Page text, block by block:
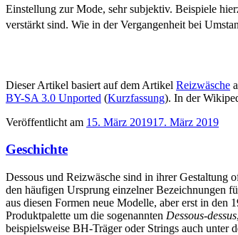
Einstellung zur Mode, sehr subjektiv. Beispiele
verstärkt sind. Wie in der Vergangenheit bei
Dieser Artikel basiert auf dem Artikel Reizwäsche
BY-SA 3.0 Unported (Kurzfassung). In der
Veröffentlicht am 15. März 201917. März 2019
Geschichte
Dessous und Reizwäsche sind in ihrer Gestaltung
den häufigen Ursprung einzelner Bezeichnungen
aus diesen Formen neue Modelle, aber erst in den
Produktpalette um die sogenannten Dessous-dessus
beispielsweise BH-Träger oder Strings auch unter